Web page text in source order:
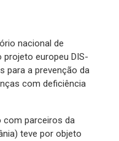
nacional de
europeu DIS-
para a prevenção da
com deficiência
com parceiros da
teve por objeto